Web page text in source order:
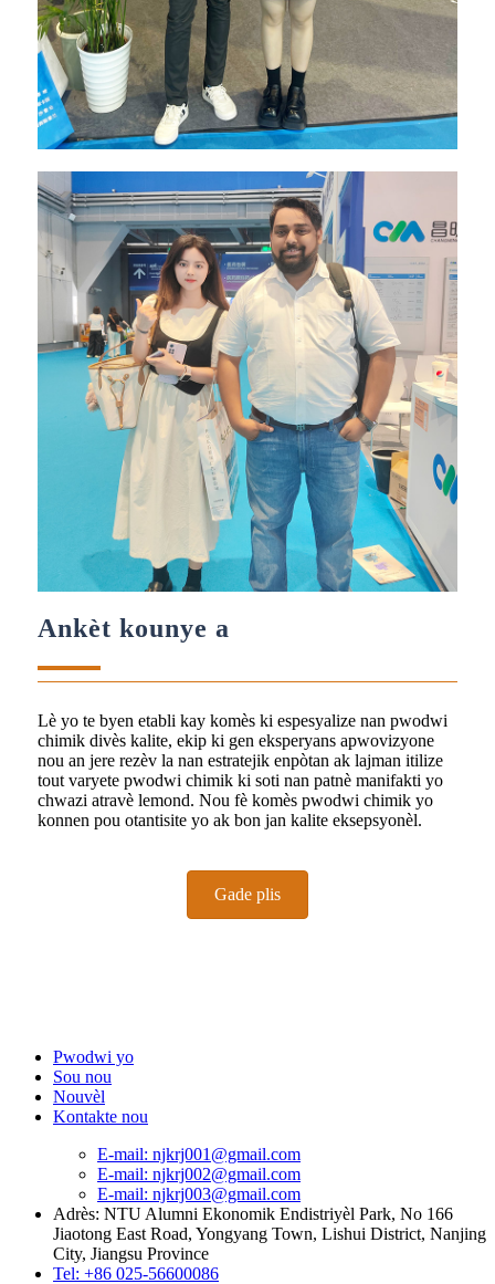
Ankèt kounye a
Lè yo te byen etabli kay komès ki espesyalize nan pwodwi
chimik divès kalite, ekip ki gen eksperyans apwovizyone
nou an jere rezèv la nan estratejik enpòtan ak lajman itilize
tout varyete pwodwi chimik ki soti nan patnè manifakti yo
chwazi atravè lemond. Nou fè komès pwodwi chimik yo
konnen pou otantisite yo ak bon jan kalite eksepsyonèl.
Gade plis
Pwodwi yo
Sou nou
Nouvèl
Kontakte nou
E-mail: njkrj001@gmail.com
E-mail: njkrj002@gmail.com
E-mail: njkrj003@gmail.com
Adrès: NTU Alumni Ekonomik Endistriyèl Park, No 166
Jiaotong East Road, Yongyang Town, Lishui District, Nanjing
City, Jiangsu Province
Tel: +86 025-56600086